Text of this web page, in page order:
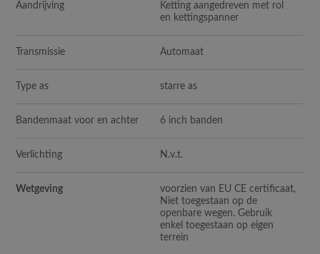
Aandrijving
Ketting aangedreven met rol
en kettingspanner
Transmissie Automaat
Type as starre as
Bandenmaat voor en achter 6 inch banden
Verlichting N.v.t.
Wetgeving
voorzien van EU CE certificaat,
Niet toegestaan op de
openbare wegen. Gebruik
enkel toegestaan op eigen
terrein